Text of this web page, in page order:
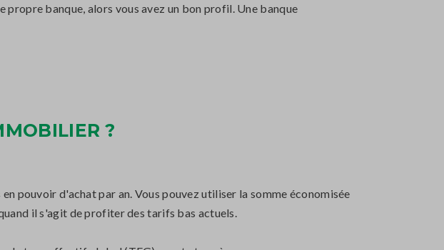
banque, alors vous avez un bon profil. Une banque
?
pouvoir d'achat par an. Vous pouvez utiliser la somme économisée
il s'agit de profiter des tarifs bas actuels.